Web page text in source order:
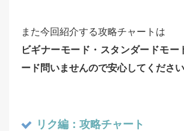
また今回紹介する攻略チャートは
ビギナーモード・スタンダードモー
ード問いませんので安心してください
リク編：攻略チャート